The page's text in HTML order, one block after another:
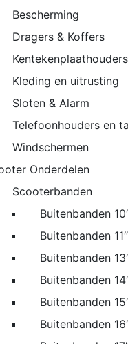
Bescherming
Dragers & Koffers
Kentekenplaathouders
Kleding en uitrusting
Sloten & Alarm
Telefoonhouders en
Windschermen
Onderdelen
Scooterbanden
Buitenbanden
Buitenbanden 11″
Buitenbanden
Buitenbanden
Buitenbanden
Buitenbanden